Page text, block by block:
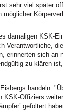
sehr viel später
damaligen KSK-
Verantwortliche,
erinnerten sich an
zu klären
handeln:
KSK-Offiziers
gefoltert